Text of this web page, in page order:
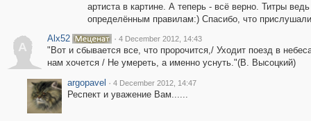
артиста в картине. А теперь - всё верно. Титры
определённым правилам:) Спасибо, что
A
Alx52 · 4 December 2012, 14:43
"Вот и сбывается все, что пророчится,/ Уходит поезд в
нам хочется / Не умереть, а именно уснуть."(В. Высоцкий)
argopavel · 4 December 2012, 14:47
Респект и уважение Вам......